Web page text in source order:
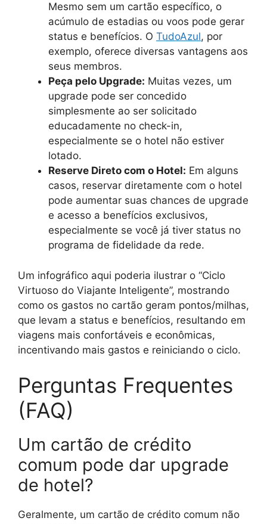
Mesmo sem um cartão específico, o
acúmulo de estadias ou voos pode gerar
status e benefícios. O TudoAzul, por
exemplo, oferece diversas vantagens aos
seus membros.
Peça pelo Upgrade: Muitas vezes, um
upgrade pode ser concedido
simplesmente ao ser solicitado
educadamente no check-in,
especialmente se o hotel não estiver
lotado.
Reserve Direto com o Hotel: Em alguns
casos, reservar diretamente com o hotel
pode aumentar suas chances de upgrade
e acesso a benefícios exclusivos,
especialmente se você já tiver status no
programa de fidelidade da rede.
Um infográfico aqui poderia ilustrar o “Ciclo
Virtuoso do Viajante Inteligente”, mostrando
como os gastos no cartão geram pontos/milhas,
que levam a status e benefícios, resultando em
viagens mais confortáveis e econômicas,
incentivando mais gastos e reiniciando o ciclo.
Perguntas Frequentes
(FAQ)
Um cartão de crédito
comum pode dar upgrade
de hotel?
Geralmente, um cartão de crédito comum não